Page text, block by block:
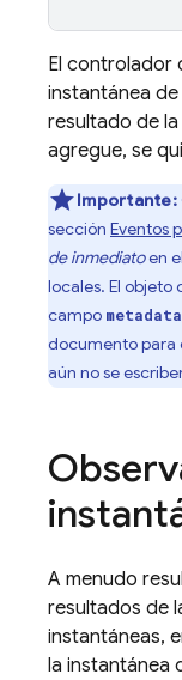
El controlador
instantánea
resultado de
agregue, se
Importante:
sección Eventos
de inmediatoen
locales. El objeto
campo
documento para
aún no se
A menudo
resultados de
instantáneas,
la instantánea